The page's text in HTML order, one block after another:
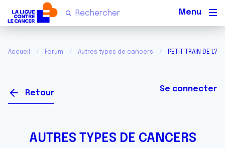
Accueil Forum Autres types de cancers PETIT TRAIN DE
Retour Se connecter
AUTRES TYPES DE CANCERS